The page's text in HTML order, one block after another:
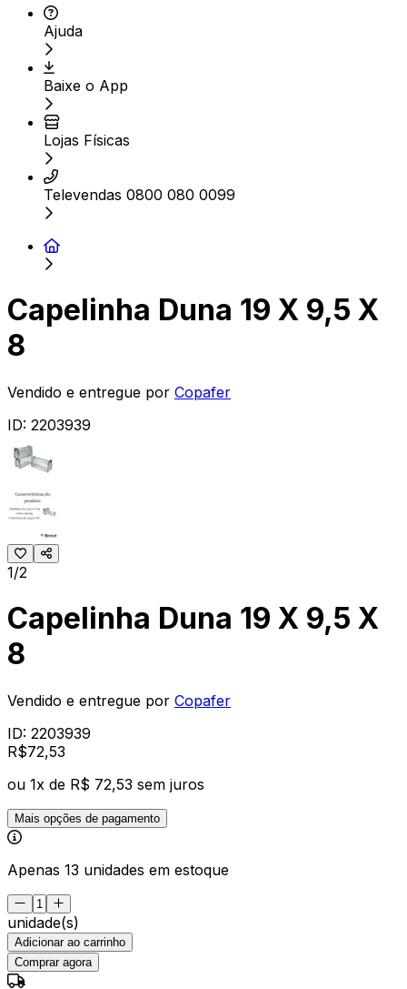
Ajuda
Baixe o App
Lojas Físicas
Televendas 0800 080 0099
Capelinha Duna 19 X 9,5 X
8
Vendido e entregue por Copafer
ID: 2203939
1/2
Capelinha Duna 19 X 9,5 X
8
Vendido e entregue por Copafer
ID: 2203939
R$72,53
ou 1x de R$ 72,53 sem juros
Mais opções de pagamento
Apenas 13 unidades em estoque
unidade(s)
Adicionar ao carrinho
Comprar agora